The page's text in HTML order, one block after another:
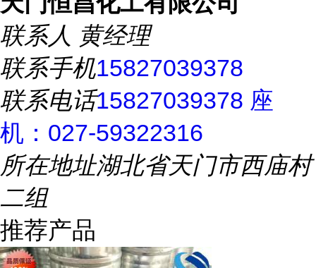
联系人 黄经理
联系手机15827039378
联系电话15827039378 座
机：027-59322316
所在地址湖北省天门市西庙村
二组
推荐产品